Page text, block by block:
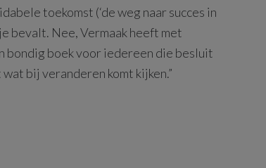
toekomst (‘de weg naar succes in
bevalt. Nee, Vermaak heeft met
bondig boek voor iedereen die besluit
bij veranderen komt kijken.”